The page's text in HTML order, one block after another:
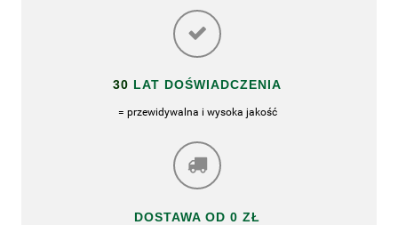
30 LAT DOŚWIADCZENIA
= przewidywalna i wysoka jakość
DOSTAWA OD 0 ZŁ